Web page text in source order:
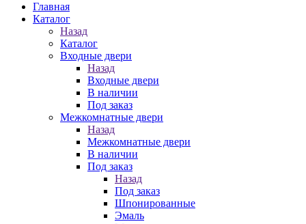
Главная
Каталог
Назад
Каталог
Входные двери
Назад
Входные двери
В наличии
Под заказ
Межкомнатные двери
Назад
Межкомнатные двери
В наличии
Под заказ
Назад
Под заказ
Шпонированные
Эмаль